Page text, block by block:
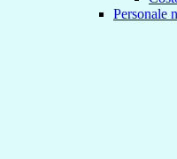
Personale